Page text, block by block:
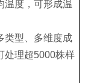
温度，可形成温
类型、多维度成
处理超5000株样